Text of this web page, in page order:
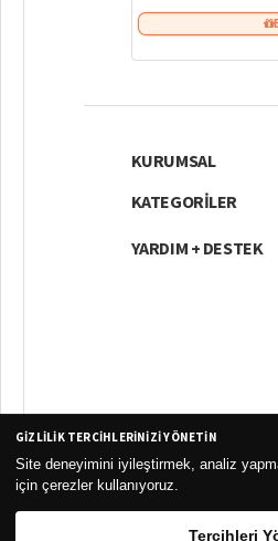
KURUMSAL
KATEGORİLER
YARDIM + DESTEK
GIZLILIK TERCIHLERINIZI YÖNETIN
Site deneyimini iyileştirmek, analiz
için çerezler kullanıyoruz.
Tercihleri